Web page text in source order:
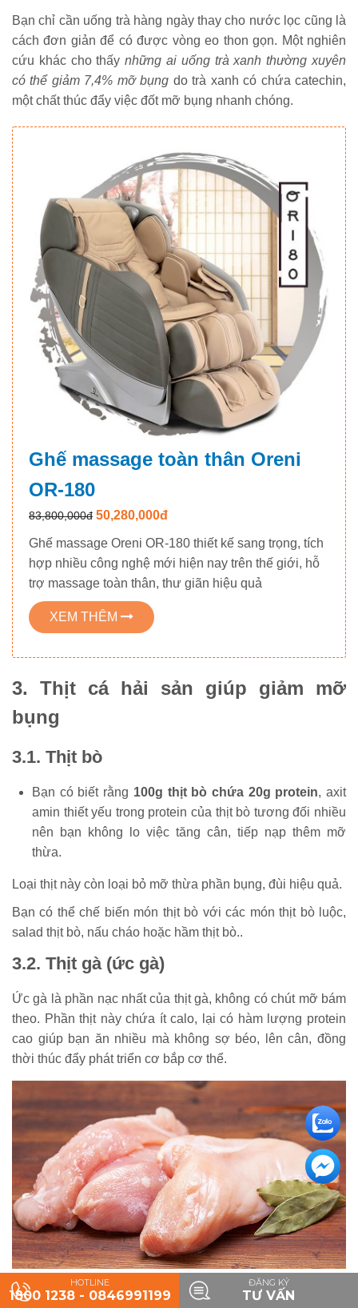
Bạn chỉ cần uống trà hàng ngày thay cho nước lọc cũng là
cách đơn giản để có được vòng eo thon gọn. Một nghiên
cứu khác cho thấynhững ai uống trà xanh thường xuyên
có thể giảm 7,4% mỡ bụng do trà xanh có chứa catechin,
một chất thúc đẩy việc đốt mỡ bụng nhanh chóng.
Ghế massage toàn thân Oreni
OR-180
83,800,000đ 50,280,000đ
Ghế massage Oreni OR-180 thiết kế sang trọng, tích
hợp nhiều công nghệ mới hiện nay trên thế giới, hỗ
trợ massage toàn thân, thư giãn hiệu quả
XEM THÊM
3. Thịt cá hải sản giúp giảm mỡ
bụng
3.1. Thịt bò
Bạn có biết rằng 100g thịt bò chứa 20g protein, axit
amin thiết yếu trong protein của thịt bò tương đối nhiều
nên bạn không lo việc tăng cân, tiếp nạp thêm mỡ
thừa.
Loại thịt này còn loại bỏ mỡ thừa phần bụng, đùi hiệu quả.
Bạn có thể chế biến món thịt bò với các món thịt bò luộc,
salad thịt bò, nấu cháo hoặc hầm thịt bò..
3.2. Thịt gà (ức gà)
Ức gà là phần nạc nhất của thịt gà, không có chút mỡ bám
theo. Phần thịt này chứa ít calo, lại có hàm lượng protein
cao giúp bạn ăn nhiều mà không sợ béo, lên cân, đồng
thời thúc đẩy phát triển cơ bắp cơ thể.
Ức gà là phần nguyên thịt nạc, giàu đạm, tốt cho chế độ
HOTLINE
1800 1238 - 0846991199
ĐĂNG KÝ
TƯ VẤN